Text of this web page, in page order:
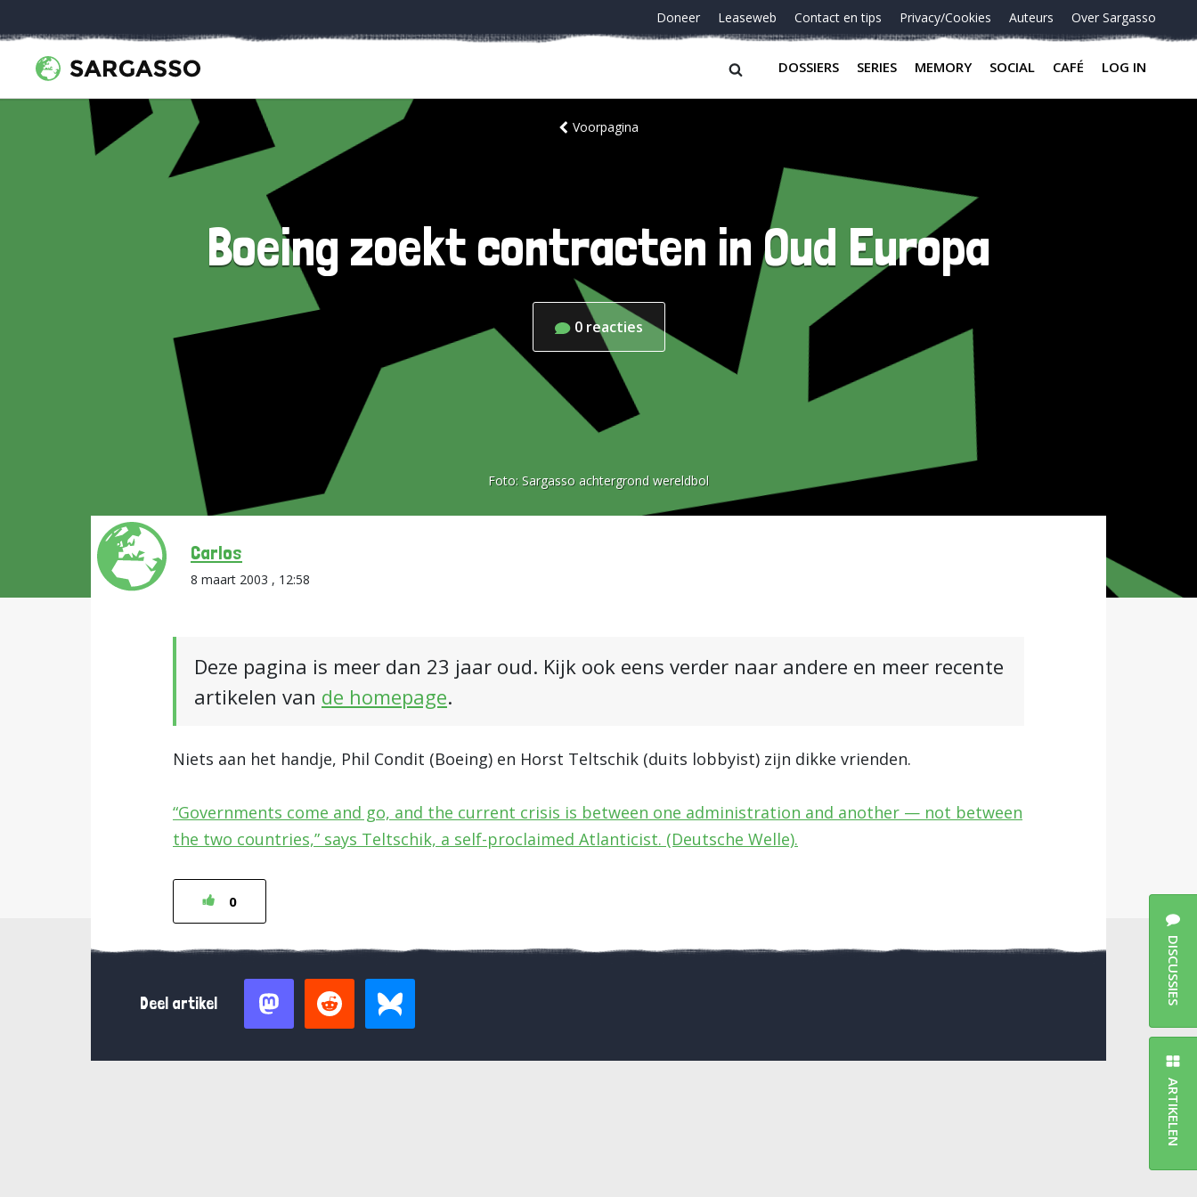
Doneer Leaseweb Contact en tips Privacy/Cookies Auteurs Over Sargasso
DOSSIERS SERIES MEMORY SOCIAL CAFÉ LOG IN
Voorpagina
Boeing zoekt contracten in Oud Europa
0 reacties
Foto: Sargasso achtergrond wereldbol
Carlos
8 maart 2003 , 12:58
Deze pagina is meer dan 23 jaar oud. Kijk ook eens verder naar andere en meer recente
artikelen van de homepage.
Niets aan het handje, Phil Condit (Boeing) en Horst Teltschik (duits lobbyist) zijn dikke vrienden.
“Governments come and go, and the current crisis is between one administration and another — not between
the two countries,” says Teltschik, a self-proclaimed Atlanticist. (Deutsche Welle).
0
Deel artikel DISCUSSIES
ARTIKELEN